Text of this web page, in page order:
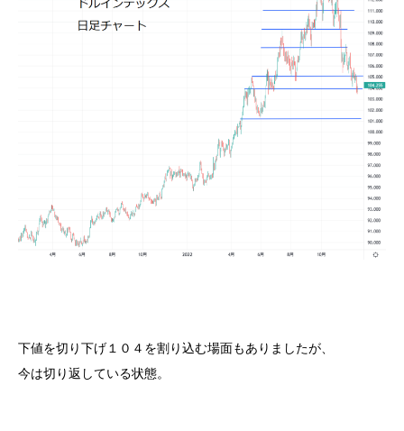
下値を切り下げ１０４を割り込む場面もありましたが、
今は切り返している状態。